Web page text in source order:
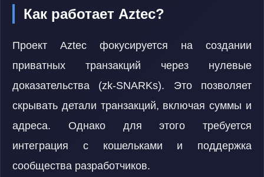
Как работает Aztec?
Проект Aztec фокусируется на создании
приватных транзакций через нулевые
доказательства (zk-SNARKs). Это позволяет
скрывать детали транзакций, включая суммы и
адреса. Однако для этого требуется
интеграция с кошельками и поддержка
сообщества разработчиков.